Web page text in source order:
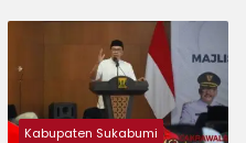
Kabupaten Sukabumi